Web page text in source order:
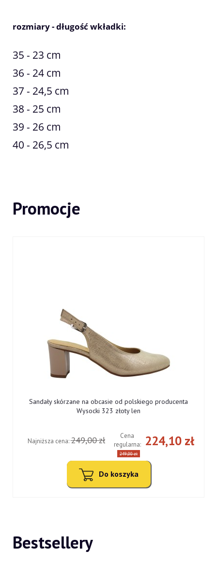
rozmiary - długość wkładki:
35 - 23 cm
36 - 24 cm
37 - 24,5 cm
38 - 25 cm
39 - 26 cm
40 - 26,5 cm
Promocje
Sandały skórzane na obcasie od polskiego producenta
Wysocki 323 złoty len
224,10 zł
Cena
regularna:
249,00 zł
Najniższa cena:249,00 zł
Do koszyka
Bestsellery